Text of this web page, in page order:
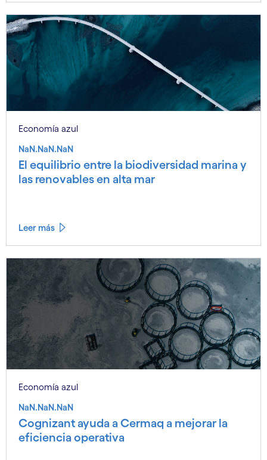
Economía azul
NaN.NaN.NaN
El equilibrio entre la biodiversidad marina y
las renovables en alta mar
Leer más
Economía azul
NaN.NaN.NaN
Cognizant ayuda a Cermaq a mejorar la
eficiencia operativa